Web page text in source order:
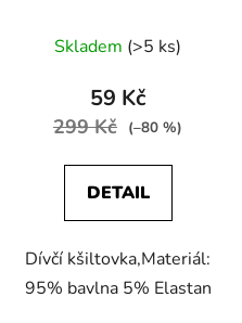
Skladem (>5 ks)
59 Kč
299 Kč (–80 %)
DETAIL
Dívčí kšiltovka,Materiál:
95% bavlna 5% Elastan